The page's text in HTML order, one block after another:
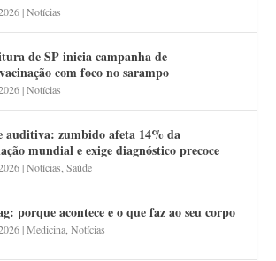
|Notícias
de SP inicia campanha de
com foco no sarampo
|Notícias
auditiva: zumbido afeta 14% da
mundial e exige diagnóstico precoce
|Notícias ,Saúde
porque acontece e o que faz ao seu corpo
|Medicina ,Notícias